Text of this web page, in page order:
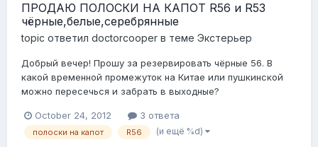
ПРОДАЮ ПОЛОСКИ НА КАПОТ R56 и R53
чёрные,белые,серебрянные
topic ответил doctorcooper в теме Экстерьер
Добрый вечер! Прошу за резервировать чёрные 56. В
какой временной промежуток на Китае или пушкинской
можно пересечься и забрать в выходные?
October 24, 2012 3 ответа
полоски на капот R56 (и ещё %d)